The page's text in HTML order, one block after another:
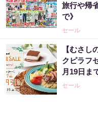
旅行や帰
で》
セール
【むさし
クピラフ
月19日ま
セール